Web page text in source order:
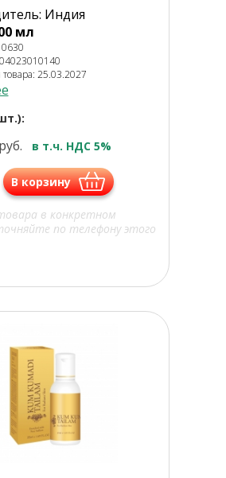
Индия
мл
товара: 25.03.2027
руб. в т.ч. НДС 5%
В корзину
в конкретном
по телефону этого